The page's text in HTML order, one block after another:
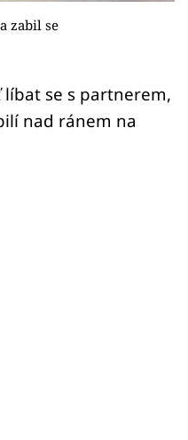
zabil se
se s partnerem,
nad ránem na